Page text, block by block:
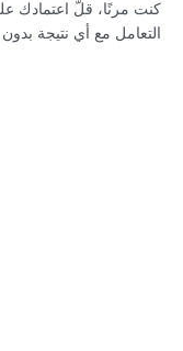
كنت مرنًا، قلّ اعتمادك
التعامل مع أي نتيجة بدون